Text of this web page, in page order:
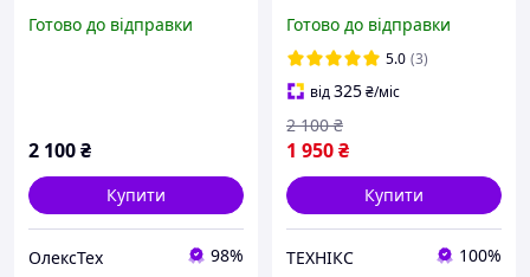
Готово до відправки
2 100₴
Купити
ОлексТех 98%
Готово до відправки
5.0 (3)
від325₴/міс
1 950₴
2 100 ₴
Купити
ТЕХНІКС 100%